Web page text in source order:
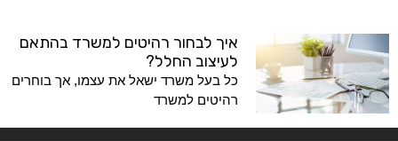
איך לבחור רהיטים למשרד בהתאם
לעיצוב החלל?
כל בעל משרד ישאל את עצמו, אך בוחרים
רהיטים למשרד